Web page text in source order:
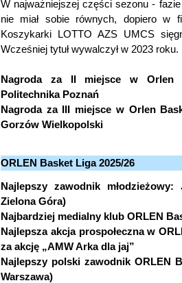
W najważniejszej części sezonu -
nie miał sobie równych, dopiero w
Koszykarki LOTTO AZS UMCS
Wcześniej tytuł wywalczył w 2023 roku.
Nagroda za II miejsce w Orlen
Politechnika Poznań
Nagroda za III miejsce w Orlen
Gorzów Wielkopolski
ORLEN Basket Liga 2025/26
Najlepszy zawodnik
Zielona Góra)
Najbardziej medialny klub ORLEN
Najlepsza akcja prospołeczna w
za akcję „AMW Arka dla jaj”
Najlepszy polski zawodnik ORLEN
Warszawa)